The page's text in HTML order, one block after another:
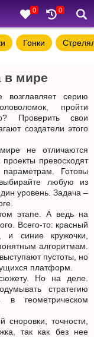
0 0
Гонки
в мире
серию
пройти
Проверить свои
создатели этого
не отличаются
превосходят
Готовы
любую из
уровень. Задача –
этапе. А ведь на
Всего-то: красный
и синие кружочки,
алгоритмам.
пустоты, но
платформ.
Но на деле.
стратегию
в геометрическом
сноровки, точности,
так как без нее